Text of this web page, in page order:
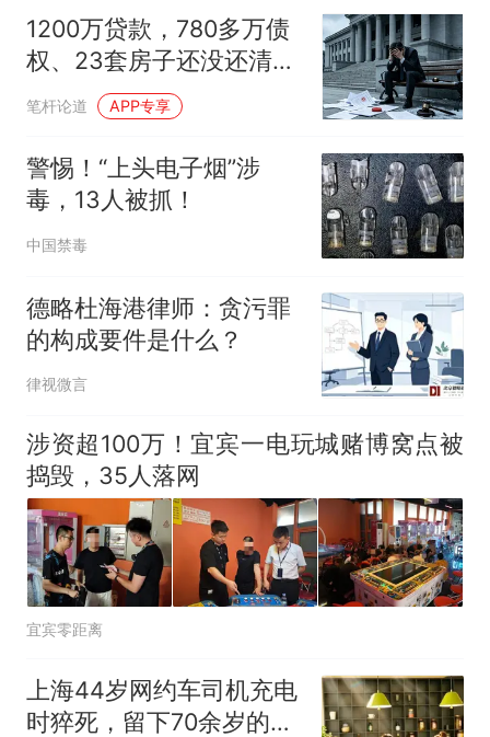
能被烧了”；女方已报警，
法院介入核查
1200万贷款，780多万债
权、23套房子还没还清，
事发山西朔州
笔杆论道 APP专享
警惕！“上头电子烟”涉
毒，13人被抓！
中国禁毒
德略杜海港律师：贪污罪
的构成要件是什么？
律视微言
涉资超100万！宜宾一电玩城赌博窝点被
捣毁，35人落网
宜宾零距离
上海44岁网约车司机充电
时猝死，留下70余岁的父